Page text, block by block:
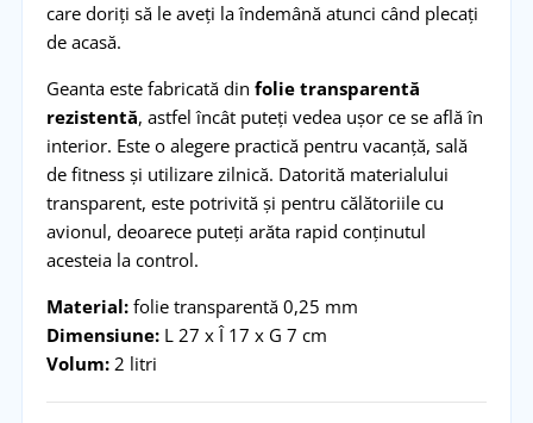
care doriți să le aveți la îndemână atunci când plecați
de acasă.
Geanta este fabricată din folie transparentă
rezistentă, astfel încât puteți vedea ușor ce se află în
interior. Este o alegere practică pentru vacanță, sală
de fitness și utilizare zilnică. Datorită materialului
transparent, este potrivită și pentru călătoriile cu
avionul, deoarece puteți arăta rapid conținutul
acesteia la control.
Material:folie transparentă 0,25 mm
Dimensiune:L 27 x Î 17 x G 7 cm
Volum:2 litri